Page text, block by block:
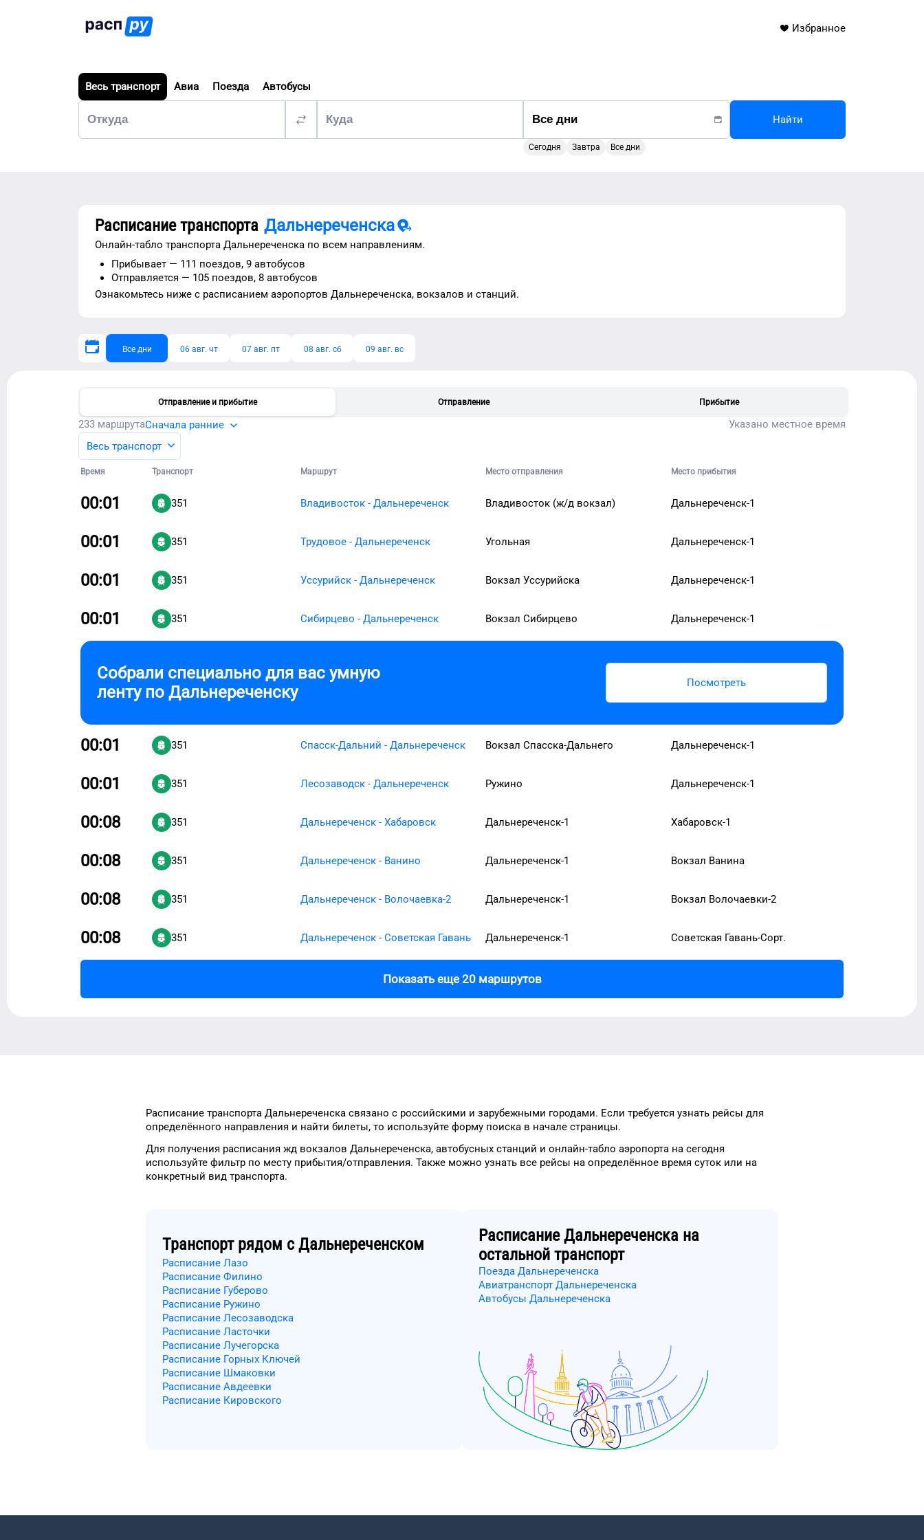
Избранное
Весь транспорт Авиа Поезда Автобусы
Сегодня Завтра Все дни
Найти
Расписание транспорта Дальнереченска
Онлайн-табло транспорта Дальнереченска по всем направлениям.
Прибывает — 111 поездов, 9 автобусов
Отправляется — 105 поездов, 8 автобусов
Ознакомьтесь ниже с расписанием аэропортов Дальнереченска, вокзалов и станций.
Все дни 06 авг. чт 07 авг. пт 08 авг. сб 09 авг. вс
Отправление и прибытие Отправление Прибытие
233 маршрутаСначала ранние
Указано местное время
Весь транспорт
Время Транспорт Маршрут Место отправления Место прибытия
00:01 351 Владивосток - Дальнереченск Владивосток (ж/д вокзал) Дальнереченск-1
00:01 351 Трудовое - Дальнереченск Угольная Дальнереченск-1
00:01 351 Уссурийск - Дальнереченск Вокзал Уссурийска Дальнереченск-1
00:01 351 Сибирцево - Дальнереченск Вокзал Сибирцево Дальнереченск-1
Собрали специально для вас умную
ленту по Дальнереченску Посмотреть
00:01 351 Спасск-Дальний - Дальнереченск Вокзал Спасска-Дальнего Дальнереченск-1
00:01 351 Лесозаводск - Дальнереченск Ружино Дальнереченск-1
00:08 351 Дальнереченск - Хабаровск Дальнереченск-1 Хабаровск-1
00:08 351 Дальнереченск - Ванино Дальнереченск-1 Вокзал Ванина
00:08 351 Дальнереченск - Волочаевка-2 Дальнереченск-1 Вокзал Волочаевки-2
00:08 351 Дальнереченск - Советская Гавань Дальнереченск-1 Советская Гавань-Сорт.
Показать еще 20 маршрутов
Расписание транспорта Дальнереченска связано с российскими и зарубежными городами. Если требуется узнать рейсы для
определённого направления и найти билеты, то используйте форму поиска в начале страницы.
Для получения расписания жд вокзалов Дальнереченска, автобусных станций и онлайн-табло аэропорта на сегодня
используйте фильтр по месту прибытия/отправления. Также можно узнать все рейсы на определённое время суток или на
конкретный вид транспорта.
Транспорт рядом с Дальнереченском
Расписание Лазо
Расписание Филино
Расписание Губерово
Расписание Ружино
Расписание Лесозаводска
Расписание Ласточки
Расписание Лучегорска
Расписание Горных Ключей
Расписание Шмаковки
Расписание Авдеевки
Расписание Кировского
РасписаниеДальнереченска на
остальной транспорт
Поезда Дальнереченска
Авиатранспорт Дальнереченска
Автобусы Дальнереченска